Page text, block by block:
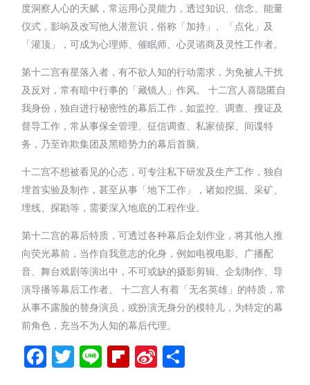
度洞察人心的天赋，常运用心灵能力，透过知识、信念、能量
仪式，影响及改写他人潜意识，俗称「加持」、「点化」及
「灌顶」，可成为心理师、催眠师、心灵谘商及灵性工作者。
第十二宫有星落入者，有不欲人知的行动需求，为免被人干扰
及反对，常有暗中行事的「藏镜人」作风。 十二宫人喜隐匿自
我身份，独自进行秘密性的幕后工作，如监控、调查、搜证及
督导工作，常从事保全管理、征信调查、私家侦探、间谍特
务，乃至诈欺集团及黑暗势力的幕后首脑。
十二宫不想被看见的心态，可专注私下研发及生产工作，独自
埋首实验及制作，甚至从事「地下工作」，诸如挖掘、采矿、
埋线、探勘等，需要深入地底的工程作业。
第十二宫的幕后特质，可透过各种幕后企划作业，将其他人推
向荧光幕前，当作自我意志的化身，例如电视电影、广播配
音、舞台戏剧等演出中，不可或缺的摄影剪辑、企划制作、导
演导播等幕后工作者。 十二宫人有着「无名英雄」的特质，常
从事不露脸的替身演员，或扮演无身分的模特儿，为特定的幕
前角色，充当不为人知的幕后代理。
Facebook
Twitter
LineFlipboard
Sina